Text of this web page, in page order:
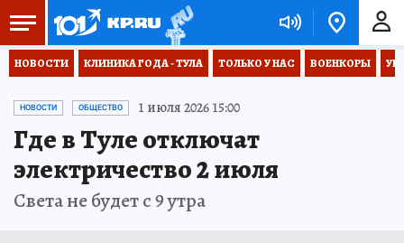
НОВОСТИ КЛИНИКА ГОДА - ТУЛА ТОЛЬКО У НАС ВОЕНКОРЫ
НОВОСТИ ОБЩЕСТВО 1 июля 2026 15:00
Где в Туле отключат
электричество 2 июля
Света не будет с 9 утра